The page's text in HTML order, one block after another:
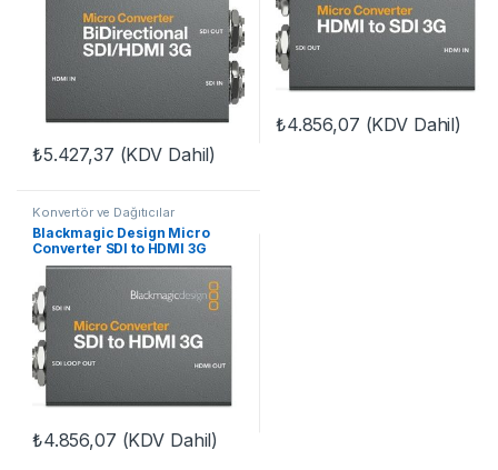
₺5.427,37 (KDV Dahil)
₺4.856,07 (KDV Dahil)
Konvertör ve Dağıtıcılar
Blackmagic Design Micro
Converter SDI to HDMI 3G
wPSU
₺4.856,07 (KDV Dahil)